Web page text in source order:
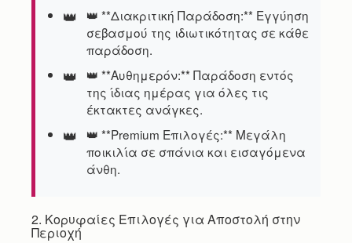
👑 **Διακριτική Παράδοση:** Εγγύηση
σεβασμού της ιδιωτικότητας σε κάθε
παράδοση.
👑 **Αυθημερόν:** Παράδοση εντός
της ίδιας ημέρας για όλες τις
έκτακτες ανάγκες.
👑 **Premium Επιλογές:** Μεγάλη
ποικιλία σε σπάνια και εισαγόμενα
άνθη.
2. Κορυφαίες Επιλογές για Αποστολή στην
Περιοχή